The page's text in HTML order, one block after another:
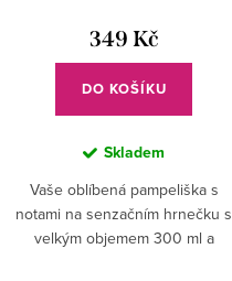
349 Kč
DO KOŠÍKU
Skladem
Vaše oblíbená pampeliška s
notami na senzačním hrnečku s
velkým objemem 300 ml a